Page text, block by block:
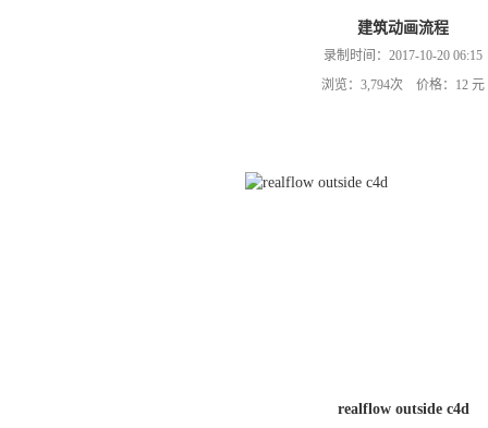
建筑动画流程
录制时间：2017-10-20 06:15
浏览：3,794次 价格：12 元
realflow outside c4d